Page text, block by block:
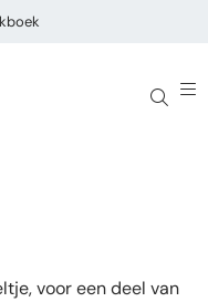
voor een deel van